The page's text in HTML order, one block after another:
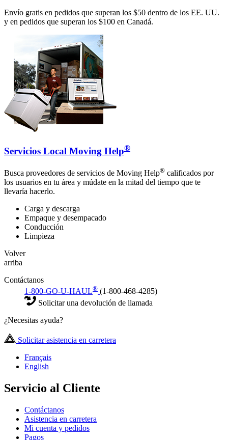
Envío gratis en pedidos que superan los $50 dentro de los EE. UU.
y en pedidos que superan los $100 en Canadá.
Servicios Local Moving Help®
Busca proveedores de servicios de Moving Help® calificados por
los usuarios en tu área y múdate en la mitad del tiempo que te
llevaría hacerlo.
Carga y descarga
Empaque y desempacado
Conducción
Limpieza
Volver
arriba
Contáctanos
1-800-GO-U-HAUL® (1-800-468-4285)
Solicitar una devolución de llamada
¿Necesitas ayuda?
Solicitar asistencia en carretera
Français
English
Servicio al Cliente
Contáctanos
Asistencia en carretera
Mi cuenta y pedidos
Pagos